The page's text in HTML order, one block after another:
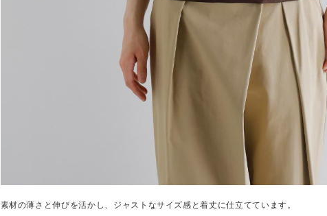
素材の薄さと伸びを活かし、ジャストなサイズ感と着丈に仕立てています。